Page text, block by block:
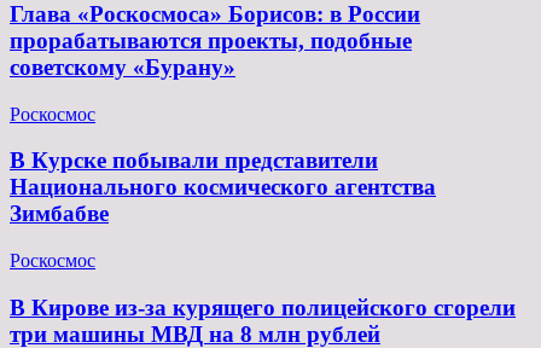
Глава «Роскосмоса» Борисов: в России
прорабатываются проекты, подобные
советскому «Бурану»
Роскосмос
В Курске побывали представители
Национального космического агентства
Зимбабве
Роскосмос
В Кирове из-за курящего полицейского сгорели
три машины МВД на 8 млн рублей